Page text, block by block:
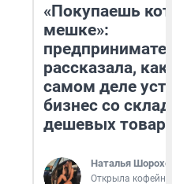
«Покупаешь
мешке»:
рассказала, как
самом деле
бизнес со
дешевых
Наталья
Открыла